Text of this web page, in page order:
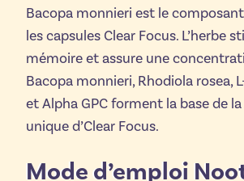
Bacopa monnieri est le
les capsules Clear Focus. L’herbe
mémoire et assure une
Bacopa monnieri, Rhodiola rosea,
et Alpha GPC forment la base de
unique d’Clear Focus.
Mode d’emploi